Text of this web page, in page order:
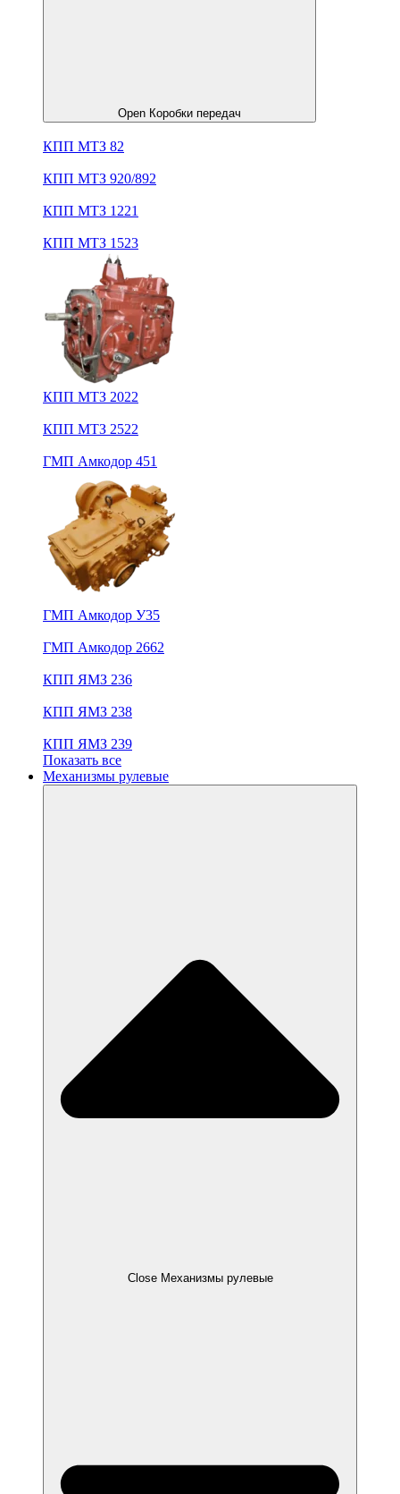
Open Коробки передач
КПП МТЗ 82
КПП МТЗ 920/892
КПП МТЗ 1221
КПП МТЗ 1523
КПП МТЗ 2022
КПП МТЗ 2522
ГМП Амкодор 451
ГМП Амкодор У35
ГМП Амкодор 2662
КПП ЯМЗ 236
КПП ЯМЗ 238
КПП ЯМЗ 239
Показать все
Механизмы рулевые
Close Механизмы рулевые